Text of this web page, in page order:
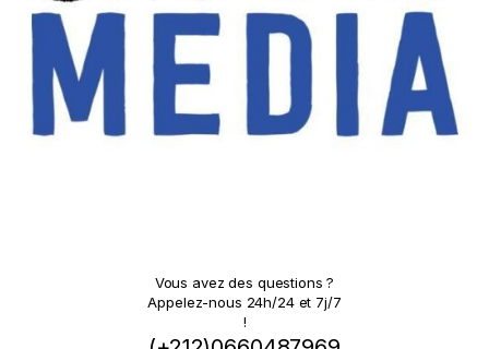
Vous avez des questions ?
Appelez-nous 24h/24 et 7j/7
!